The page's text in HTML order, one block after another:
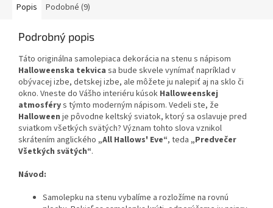
Popis Podobné (9)
Podrobný popis
Táto originálna samolepiaca dekorácia na stenu s nápisom
Halloweenska tekvica sa bude skvele vynímať napríklad v
obývacej izbe, detskej izbe, ale môžete ju nalepiť aj na sklo či
okno. Vneste do Vášho interiéru kúsok Halloweenskej
atmosférys týmto moderným nápisom. Vedeli ste, že
Halloween je pôvodne keltský sviatok, ktorý sa oslavuje pred
sviatkom všetkých svätých? Význam tohto slova vznikol
skrátením anglického „All Hallows' Eve“, teda „Predvečer
Všetkých svätých“.
Návod:
Samolepku na stenu vybalíme a rozložíme na rovnú